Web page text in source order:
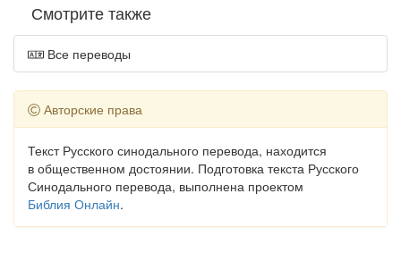
Смотрите также
Все переводы
Авторские права
Текст Русского синодального перевода, находится
в общественном достоянии. Подготовка текста Русского
Синодального перевода, выполнена проектом
Библия Онлайн.